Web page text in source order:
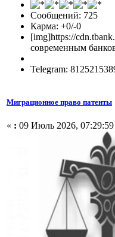
Сообщений: 725
Карма: +0/-0
[img]https://
современным
Telegram:
Миграционное право патенты
« : 09 Июль 2026, 07:29:59